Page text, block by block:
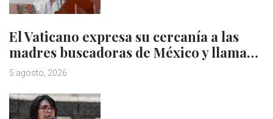
El Vaticano expresa su cercanía a las
madres buscadoras de México y llama…
5 agosto, 2026